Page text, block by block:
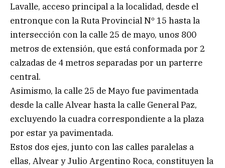
Lavalle, acceso principal a la localidad, desde el
entronque con la Ruta Provincial Nº 15 hasta la
intersección con la calle 25 de mayo, unos 800
metros de extensión, que está conformada por 2
calzadas de 4 metros separadas por un parterre
central.
Asimismo, la calle 25 de Mayo fue pavimentada
desde la calle Alvear hasta la calle General Paz,
excluyendo la cuadra correspondiente a la plaza
por estar ya pavimentada.
Estos dos ejes, junto con las calles paralelas a
ellas, Alvear y Julio Argentino Roca, constituyen la